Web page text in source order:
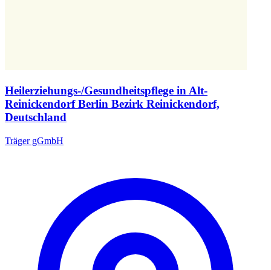
Heilerziehungs-/Gesundheitspflege in Alt-
Reinickendorf Berlin Bezirk Reinickendorf,
Deutschland
Träger gGmbH